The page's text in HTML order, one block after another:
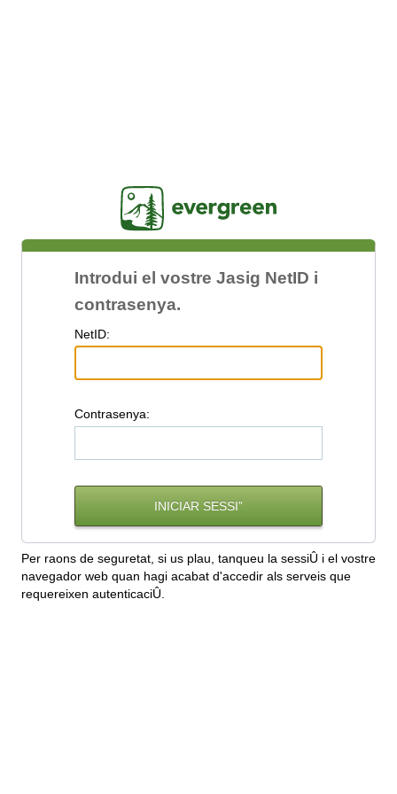
Introdui el vostre Jasig NetID i
contrasenya.
NetID:
Contrasenya:
Per raons de seguretat, si us plau, tanqueu la sessiÛ i el vostre
navegador web quan hagi acabat d'accedir als serveis que
requereixen autenticaciÛ.